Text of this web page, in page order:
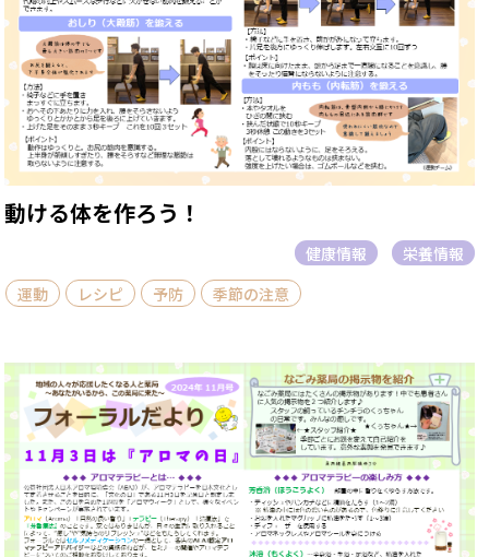
動ける体を作ろう！
健康情報
栄養情報
運動
レシピ 予防 季節の注意